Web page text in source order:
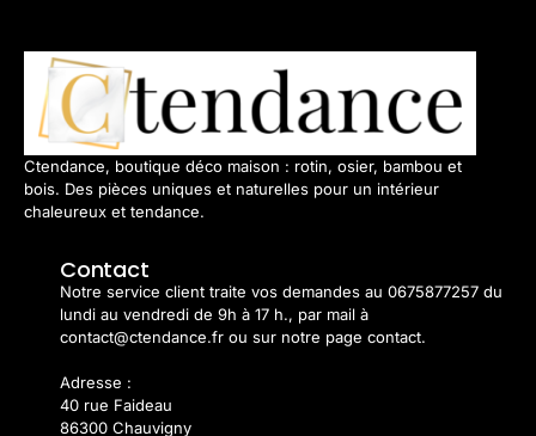
Ctendance, boutique déco maison : rotin, osier, bambou et
bois. Des pièces uniques et naturelles pour un intérieur
chaleureux et tendance.
Contact
Notre service client traite vos demandes au 0675877257 du
lundi au vendredi de 9h à 17 h., par mail à
contact@ctendance.fr ou sur notre page contact.
Adresse :
40 rue Faideau
86300 Chauvigny